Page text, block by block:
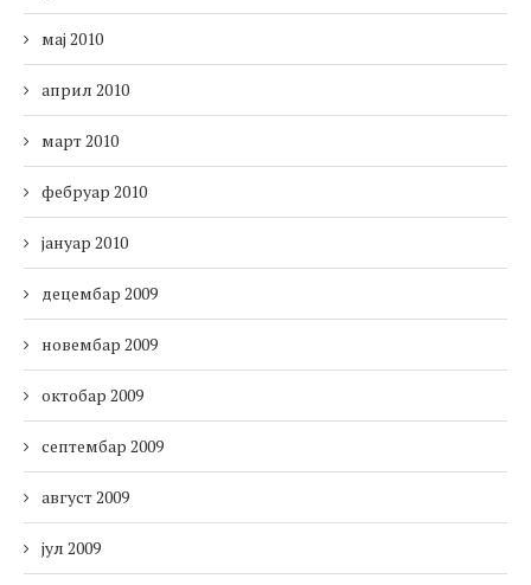
мај 2010
април 2010
март 2010
фебруар 2010
јануар 2010
децембар 2009
новембар 2009
октобар 2009
септембар 2009
август 2009
јул 2009